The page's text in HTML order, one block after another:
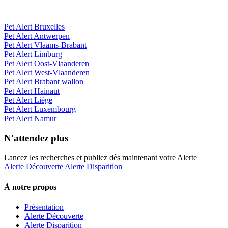
Pet Alert Bruxelles
Pet Alert Antwerpen
Pet Alert Vlaams-Brabant
Pet Alert Limburg
Pet Alert Oost-Vlaanderen
Pet Alert West-Vlaanderen
Pet Alert Brabant wallon
Pet Alert Hainaut
Pet Alert Liège
Pet Alert Luxembourg
Pet Alert Namur
N'attendez plus
Lancez les recherches et publiez dès maintenant votre Alerte
Alerte DécouverteAlerte Disparition
À notre propos
Présentation
Alerte Découverte
Alerte Disparition